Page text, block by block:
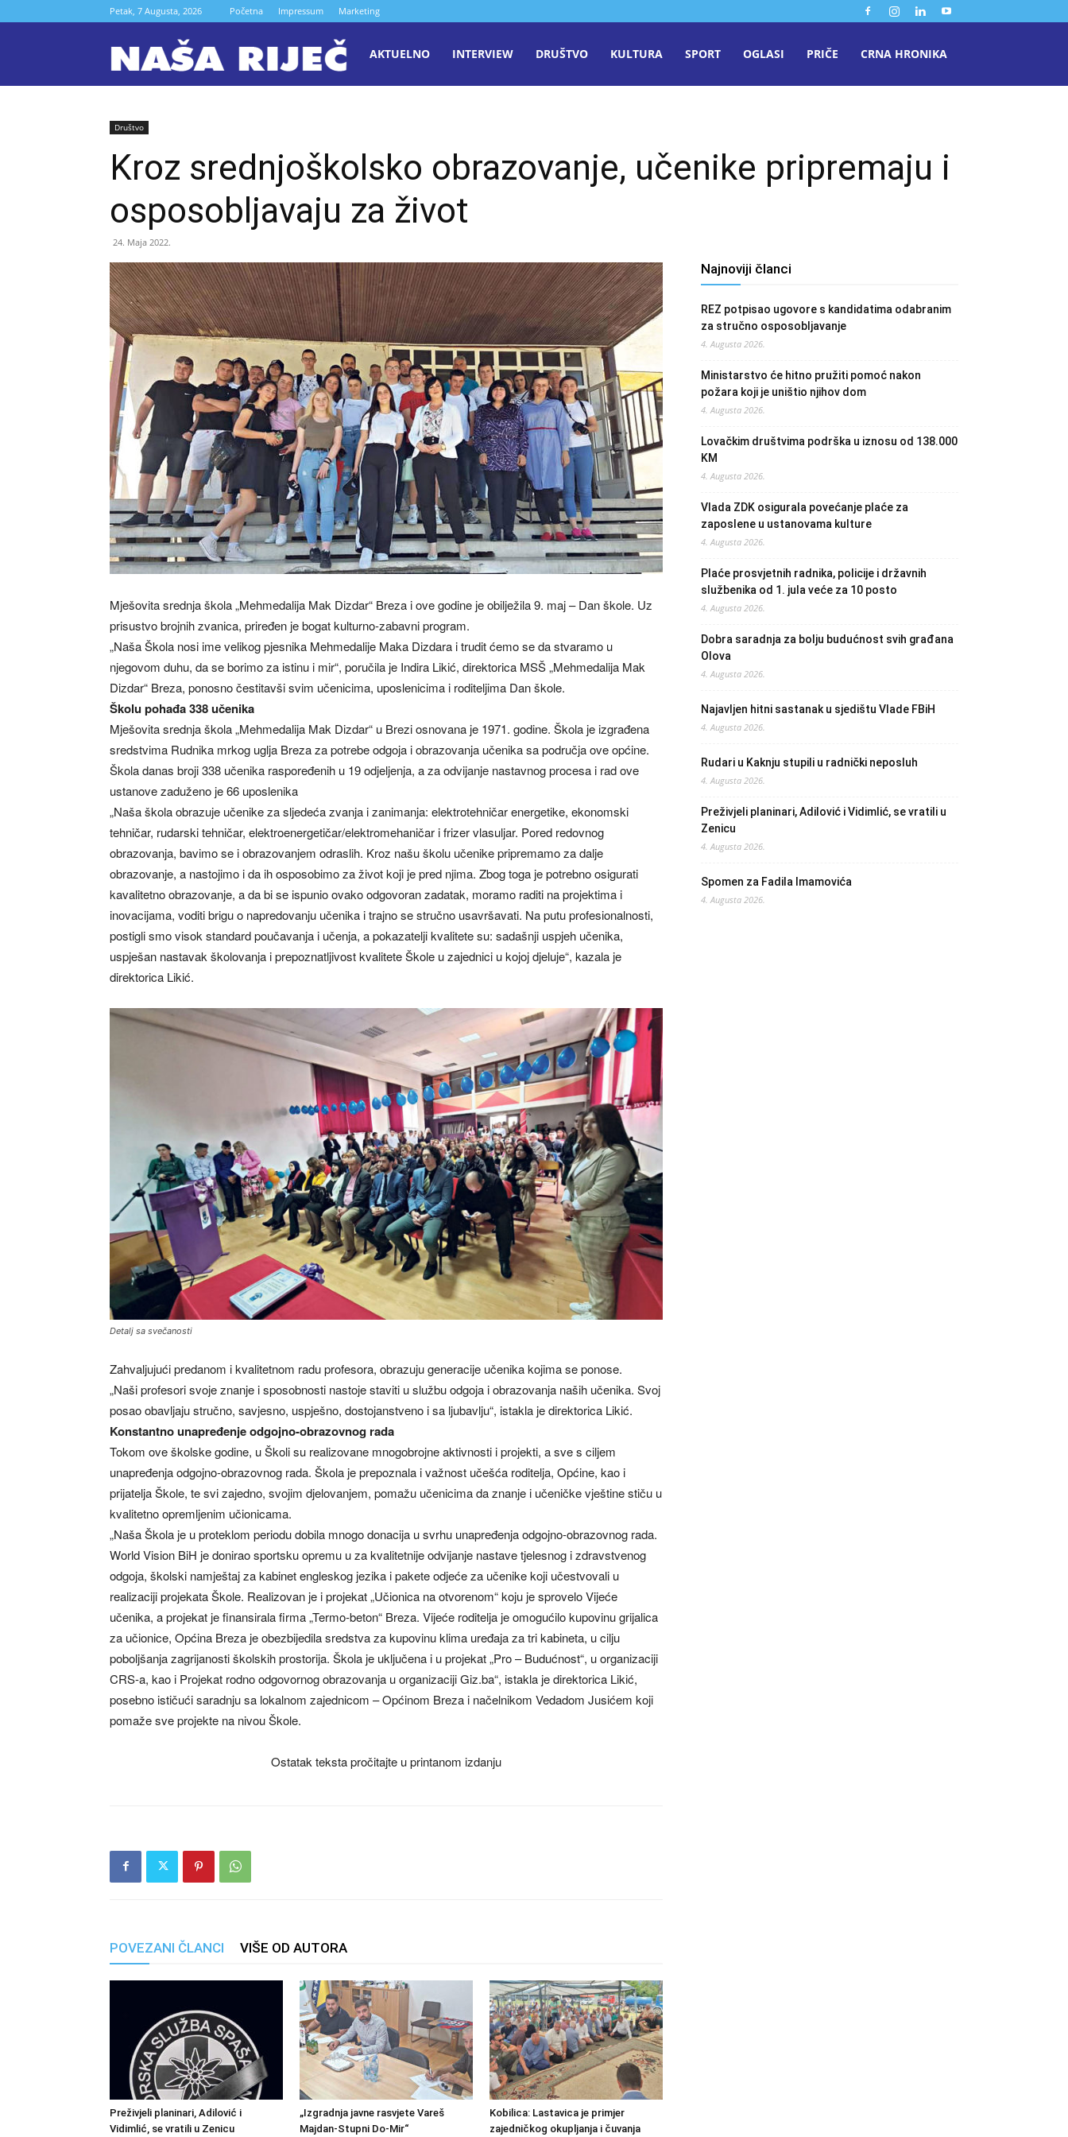
Petak, 7 Augusta, 2026 Početna Impressum Marketing
Naša
Zenica
AKTUELNO INTERVIEW DRUŠTVO KULTURA SPORT OGLASI PRIČE CRNA HRONIKA
Društvo
Kroz srednjoškolsko obrazovanje, učenike pripremaju i
osposobljavaju za život
24. Maja 2022.
Mješovita srednja škola „Mehmedalija Mak Dizdar“ Breza i ove godine je obilježila 9. maj – Dan škole. Uz
prisustvo brojnih zvanica, priređen je bogat kulturno-zabavni program.
„Naša Škola nosi ime velikog pjesnika Mehmedalije Maka Dizdara i trudit ćemo se da stvaramo u
njegovom duhu, da se borimo za istinu i mir“, poručila je Indira Likić, direktorica MSŠ „Mehmedalija Mak
Dizdar“ Breza, ponosno čestitavši svim učenicima, uposlenicima i roditeljima Dan škole.
Školu pohađa 338 učenika
Mješovita srednja škola „Mehmedalija Mak Dizdar“ u Brezi osnovana je 1971. godine. Škola je izgrađena
sredstvima Rudnika mrkog uglja Breza za potrebe odgoja i obrazovanja učenika sa područja ove općine.
Škola danas broji 338 učenika raspoređenih u 19 odjeljenja, a za odvijanje nastavnog procesa i rad ove
ustanove zaduženo je 66 uposlenika
„Naša škola obrazuje učenike za sljedeća zvanja i zanimanja: elektrotehničar energetike, ekonomski
tehničar, rudarski tehničar, elektroenergetičar/elektromehaničar i frizer vlasuljar. Pored redovnog
obrazovanja, bavimo se i obrazovanjem odraslih. Kroz našu školu učenike pripremamo za dalje
obrazovanje, a nastojimo i da ih osposobimo za život koji je pred njima. Zbog toga je potrebno osigurati
kavalitetno obrazovanje, a da bi se ispunio ovako odgovoran zadatak, moramo raditi na projektima i
inovacijama, voditi brigu o napredovanju učenika i trajno se stručno usavršavati. Na putu profesionalnosti,
postigli smo visok standard poučavanja i učenja, a pokazatelji kvalitete su: sadašnji uspjeh učenika,
uspješan nastavak školovanja i prepoznatljivost kvalitete Škole u zajednici u kojoj djeluje“, kazala je
direktorica Likić.
Detalj sa svečanosti
Zahvaljujući predanom i kvalitetnom radu profesora, obrazuju generacije učenika kojima se ponose.
„Naši profesori svoje znanje i sposobnosti nastoje staviti u službu odgoja i obrazovanja naših učenika. Svoj
posao obavljaju stručno, savjesno, uspješno, dostojanstveno i sa ljubavlju“, istakla je direktorica Likić.
Konstantno unapređenje odgojno-obrazovnog rada
Tokom ove školske godine, u Školi su realizovane mnogobrojne aktivnosti i projekti, a sve s ciljem
unapređenja odgojno-obrazovnog rada. Škola je prepoznala i važnost učešća roditelja, Općine, kao i
prijatelja Škole, te svi zajedno, svojim djelovanjem, pomažu učenicima da znanje i učeničke vještine stiču u
kvalitetno opremljenim učionicama.
„Naša Škola je u proteklom periodu dobila mnogo donacija u svrhu unapređenja odgojno-obrazovnog rada.
World Vision BiH je donirao sportsku opremu u za kvalitetnije odvijanje nastave tjelesnog i zdravstvenog
odgoja, školski namještaj za kabinet engleskog jezika i pakete odjeće za učenike koji učestvovali u
realizaciji projekata Škole. Realizovan je i projekat „Učionica na otvorenom“ koju je sprovelo Vijeće
učenika, a projekat je finansirala firma „Termo-beton“ Breza. Vijeće roditelja je omogućilo kupovinu grijalica
za učionice, Općina Breza je obezbijedila sredstva za kupovinu klima uređaja za tri kabineta, u cilju
poboljšanja zagrijanosti školskih prostorija. Škola je uključena i u projekat „Pro – Budućnost“, u organizaciji
CRS-a, kao i Projekat rodno odgovornog obrazovanja u organizaciji Giz.ba“, istakla je direktorica Likić,
posebno ističući saradnju sa lokalnom zajednicom – Općinom Breza i načelnikom Vedadom Jusićem koji
pomaže sve projekte na nivou Škole.
Ostatak teksta pročitajte u printanom izdanju
POVEZANI ČLANCI VIŠE OD AUTORA
Preživjeli planinari, Adilović i
Vidimlić, se vratili u Zenicu
„Izgradnja javne rasvjete Vareš
Majdan-Stupni Do-Mir“
Kobilica: Lastavica je primjer
zajedničkog okupljanja i čuvanja
Najnoviji članci
REZ potpisao ugovore s kandidatima odabranim
za stručno osposobljavanje
4. Augusta 2026.
Ministarstvo će hitno pružiti pomoć nakon
požara koji je uništio njihov dom
4. Augusta 2026.
Lovačkim društvima podrška u iznosu od 138.000
KM
4. Augusta 2026.
Vlada ZDK osigurala povećanje plaće za
zaposlene u ustanovama kulture
4. Augusta 2026.
Plaće prosvjetnih radnika, policije i državnih
službenika od 1. jula veće za 10 posto
4. Augusta 2026.
Dobra saradnja za bolju budućnost svih građana
Olova
4. Augusta 2026.
Najavljen hitni sastanak u sjedištu Vlade FBiH
4. Augusta 2026.
Rudari u Kaknju stupili u radnički neposluh
4. Augusta 2026.
Preživjeli planinari, Adilović i Vidimlić, se vratili u
Zenicu
4. Augusta 2026.
Spomen za Fadila Imamovića
4. Augusta 2026.